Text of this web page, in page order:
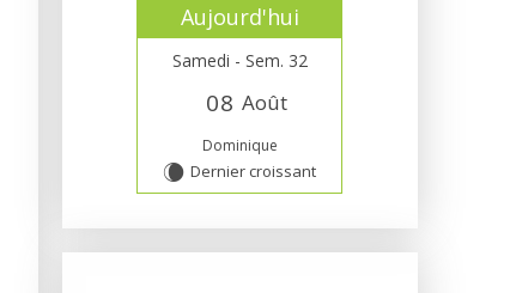
Aujourd'hui
Samedi - Sem. 32
08 Août
Dominique
W Dernier croissant